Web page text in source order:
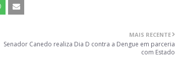
MAIS RECENTE
Senador Canedo realiza Dia D contra a Dengue em parceria
com Estado